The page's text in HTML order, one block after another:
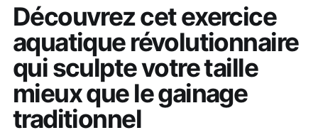
Découvrez cet exercice
aquatique révolutionnaire
qui sculpte votre taille
mieux que le gainage
traditionnel